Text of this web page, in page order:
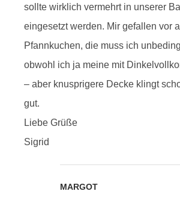
sollte wirklich vermehrt in unserer
eingesetzt werden. Mir gefallen vor
Pfannkuchen, die muss ich
obwohl ich ja meine mit
– aber knusprigere Decke klingt
gut.
Liebe Grüße
Sigrid
MARGOT